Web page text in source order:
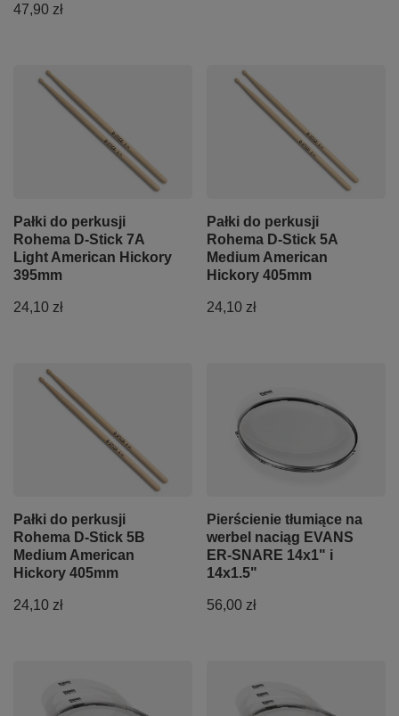
47,90 zł
Pałki do perkusji
Rohema D-Stick 7A
Light American Hickory
395mm
24,10 zł
Pałki do perkusji
Rohema D-Stick 5A
Medium American
Hickory 405mm
24,10 zł
Pałki do perkusji
Rohema D-Stick 5B
Medium American
Hickory 405mm
24,10 zł
Pierścienie tłumiące na
werbel naciąg EVANS
ER-SNARE 14x1" i
14x1.5"
56,00 zł